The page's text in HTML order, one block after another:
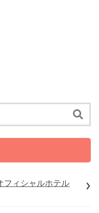
フィシャルホテル